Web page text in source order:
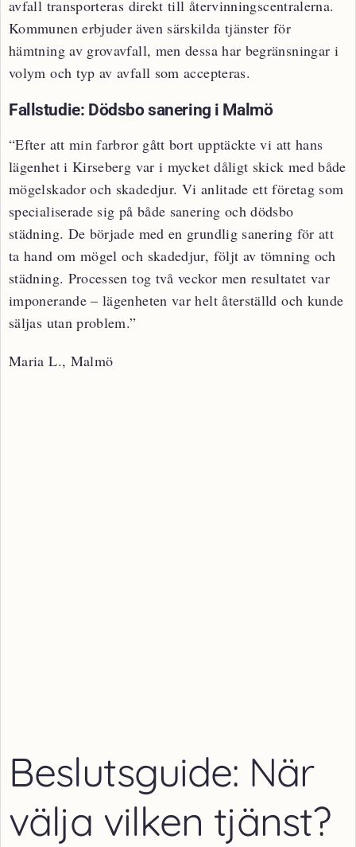
avfall transporteras direkt till återvinningscentralerna.
Kommunen erbjuder även särskilda tjänster för
hämtning av grovavfall, men dessa har begränsningar i
volym och typ av avfall som accepteras.
Fallstudie: Dödsbo sanering i Malmö
“Efter att min farbror gått bort upptäckte vi att hans
lägenhet i Kirseberg var i mycket dåligt skick med både
mögelskador och skadedjur. Vi anlitade ett företag som
specialiserade sig på både sanering och dödsbo
städning. De började med en grundlig sanering för att
ta hand om mögel och skadedjur, följt av tömning och
städning. Processen tog två veckor men resultatet var
imponerande – lägenheten var helt återställd och kunde
säljas utan problem.”
Maria L., Malmö
Beslutsguide: När
välja vilken tjänst?